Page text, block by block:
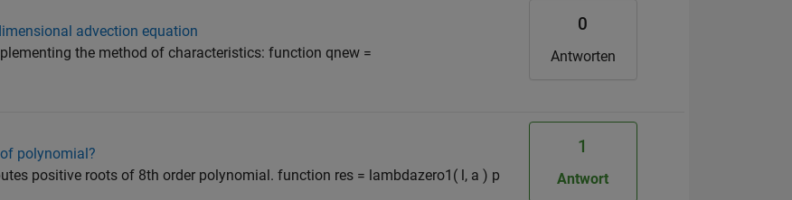
advection equation
the method of characteristics: function qnew =
0
Antworten
polynomial?
positive roots of 8th order polynomial. function res = lambdazero1( l, a ) p
1
Antwort